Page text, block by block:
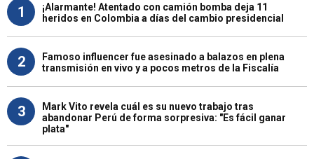
1
¡Alarmante! Atentado con camión bomba deja 11
heridos en Colombia a días del cambio presidencial
2
Famoso influencer fue asesinado a balazos en plena
transmisión en vivo y a pocos metros de la Fiscalía
3
Mark Vito revela cuál es su nuevo trabajo tras
abandonar Perú de forma sorpresiva: "Es fácil ganar
plata"